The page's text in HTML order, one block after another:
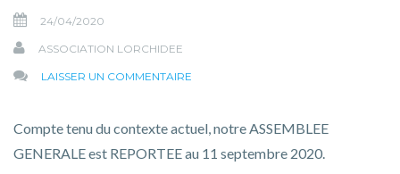
24/04/2020
ASSOCIATION LORCHIDEE
LAISSER UN COMMENTAIRE
Compte tenu du contexte actuel, notre ASSEMBLEE
GENERALE est REPORTEE au 11 septembre 2020.